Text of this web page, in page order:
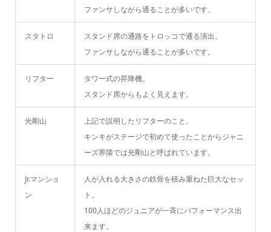
ファンサしながら通ることが多いです。
スタトロ
スタンド席の通路をトロッコで通る演出。
ファンサしながら通ることが多いです。
リフター
タワー式の昇降機。
スタンド席からもよく見えます。
光剛山
上記で説明したリフターのこと。
キンキがステージで初めて使ったことからジャニ
ーズ界隈では光剛山と呼ばれています。
Jr.マンショ
ン
人が入れる大きさの鉄骨を積み重ねた巨大なセッ
ト。
100人ほどのジュニアが一斉にパフォーマンス出
来ます。